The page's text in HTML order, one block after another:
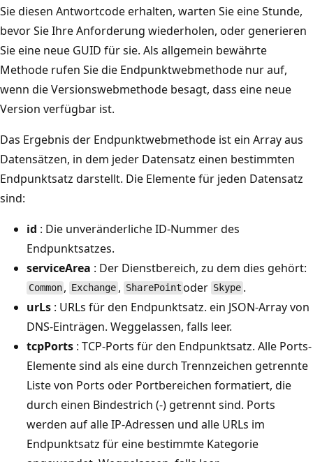
Sie diesen Antwortcode erhalten, warten Sie eine Stunde,
bevor Sie Ihre Anforderung wiederholen, oder generieren
Sie eine neue GUID für sie. Als allgemein bewährte
Methode rufen Sie die Endpunktwebmethode nur auf,
wenn die Versionswebmethode besagt, dass eine neue
Version verfügbar ist.
Das Ergebnis der Endpunktwebmethode ist ein Array aus
Datensätzen, in dem jeder Datensatz einen bestimmten
Endpunktsatz darstellt. Die Elemente für jeden Datensatz
sind:
id : Die unveränderliche ID-Nummer des
Endpunktsatzes.
serviceArea : Der Dienstbereich, zu dem dies gehört:
Common , Exchange , SharePoint oder Skype.
urLs : URLs für den Endpunktsatz. ein JSON-Array von
DNS-Einträgen. Weggelassen, falls leer.
tcpPorts : TCP-Ports für den Endpunktsatz. Alle Ports-
Elemente sind als eine durch Trennzeichen getrennte
Liste von Ports oder Portbereichen formatiert, die
durch einen Bindestrich (-) getrennt sind. Ports
werden auf alle IP-Adressen und alle URLs im
Endpunktsatz für eine bestimmte Kategorie